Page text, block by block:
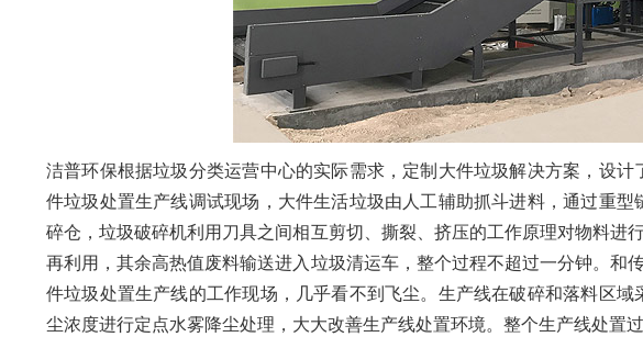
洁普环保根据垃圾分类运营中心的实际需求，定制大件垃圾解决方案，设
件垃圾处置生产线调试现场，大件生活垃圾由人工辅助抓斗进料，通过重
碎仓，垃圾破碎机利用刀具之间相互剪切、撕裂、挤压的工作原理对物料进
再利用，其余高热值废料输送进入垃圾清运车，整个过程不超过一分钟。和
件垃圾处置生产线的工作现场，几乎看不到飞尘。生产线在破碎和落料区
尘浓度进行定点水雾降尘处理，大大改善生产线处置环境。整个生产线处置